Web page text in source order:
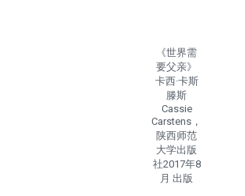
《世界需
要父亲》
卡西·卡斯
滕斯
Cassie
Carstens，
陕西师范
大学出版
社2017年8
月 出版